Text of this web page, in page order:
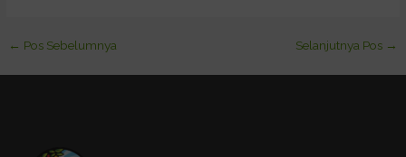
← Pos Sebelumnya Selanjutnya Pos →